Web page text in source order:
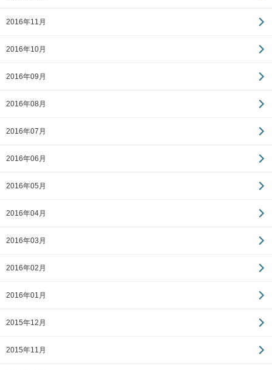
2016年11月
2016年10月
2016年09月
2016年08月
2016年07月
2016年06月
2016年05月
2016年04月
2016年03月
2016年02月
2016年01月
2015年12月
2015年11月